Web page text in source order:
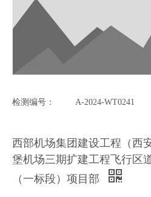
检测编号： A-2024-WT0241
西部机场集团建设工程（西
堡机场三期扩建工程飞行区
（一标段）项目部